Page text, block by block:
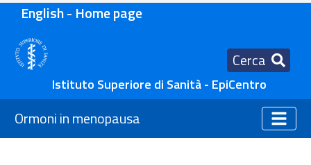
English - Home page
Cerca
Istituto Superiore di Sanità - EpiCentro
Ormoni in menopausa